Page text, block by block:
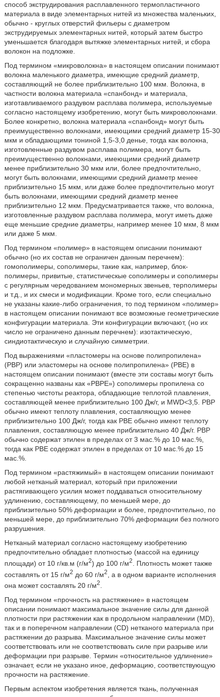
способ экструдирования расплавленного термопластичного
материала в виде элементарных нитей из множества маленьких,
обычно - круглых отверстий фильеры с диаметром
экструдируемых элементарных нитей, который затем быстро
уменьшается благодаря вытяжке элементарных нитей, и сбора
волокон на подложке.
Под термином «микроволокна» в настоящем описании понимают
волокна маленького диаметра, имеющие средний диаметр,
составляющий не более приблизительно 100 мкм. Волокна, в
частности волокна материала «спанбонд» и материала,
изготавливаемого раздувом расплава полимера, используемые
согласно настоящему изобретению, могут быть микроволокнами.
Более конкретно, волокна материала «спанбонд» могут быть
преимущественно волокнами, имеющими средний диаметр 15-30
мкм и обладающими тониной 1,5-3,0 денье, тогда как волокна,
изготовленные раздувом расплава полимера, могут быть
преимущественно волокнами, имеющими средний диаметр
менее приблизительно 30 мкм или, более предпочтительно,
могут быть волокнами, имеющими средний диаметр менее
приблизительно 15 мкм, или даже более предпочтительно могут
быть волокнами, имеющими средний диаметр менее
приблизительно 12 мкм. Предусматривается также, что волокна,
изготовленные раздувом расплава полимера, могут иметь даже
еще меньшие средние диаметры, например менее 10 мкм, 8 мкм
или даже 5 мкм.
Под термином «полимер» в настоящем описании понимают
обычно (но их состав не ограничен данным перечнем):
гомополимеры, сополимеры, такие как, например, блок-
полимеры, привитые, статистическые сополимеры и сополимеры
с регулярным чередованием мономерных звеньев, терполимеры
и т.д., и их смеси и модификации. Кроме того, если специально
не указаны какие-либо ограничения, то под термином «полимер»
в настоящем описании понимают все возможные геометрические
конфигурации материала. Эти конфигурации включают, (но их
число не ограничено данным перечнем): изотактическую,
синдиотактическую и случайную симметрии.
Под выражениями «пластомеры на основе полипропилена»
(РВР) или эластомеры на основе полипропилена» (РВЕ) в
настоящем описании понимают (вместе эти составы могут быть
сокращенно названы как «РВРЕ») сополимеры пропилена со
степенью чистоты реактора, обладающие теплотой плавления,
составляющей менее приблизительно 100 Дж/г, и MWD<3,5. РВР
обычно имеют теплоту плавления, составляющую менее
приблизительно 100 Дж/г, тогда как РВЕ обычно имеют теплоту
плавления, составляющую менее приблизительно 40 Дж/г. РВР
обычно содержат этилен в пределах от 3 мас.% до 10 мас.%,
тогда как РВЕ содержат этилен в пределах от 10 мас.% до 15
мас.%.
Под термином «растяжимый» в настоящем описании понимают
любой нетканый материал, который при приложении
растягивающего усилия может поддаваться относительному
удлинению, составляющему, по меньшей мере, до
приблизительно 50% деформации и более, предпочтительно, по
меньшей мере, до приблизительно 70% деформации без полного
разрушения.
Нетканый материал согласно настоящему изобретению
предпочтительно обладает плотностью (массой на единицу
площади) от 10 г/кв.м (г/м2) до 100 г/м2
. Плотность может также
составлять от 15 г/м2 до 60 г/м2
, а в одном варианте исполнения
она может составлять 20 г/м2
Под термином «прочность на растяжение» в настоящем
описании понимают максимальное значение силы для данной
плотности при растяжении как в продольном направлении (MD),
так и в поперечном направлении (CD) нетканого материала при
растяжении до разрыва. Максимальное значение силы может
соответствовать или не соответствовать силе при разрыве или
деформации при разрыве. Термин «относительное удлинение»
означает, если не указано иное, деформацию, соответствующую
прочности на растяжение.
Первым аспектом изобретения является ткань, полученная